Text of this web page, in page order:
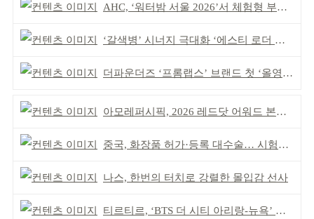
AHC, ‘워터밤 서울 2026’서 체험형 부스 운영
‘갈색병’ 시너지 극대화 ‘에스티 로더 스킨부스터’ 출시
더파운더즈 ‘프롬랩스’ 브랜드 첫 ‘올영픽’ 선정
아모레퍼시픽, 2026 레드닷 어워드 본상 2개 수상
중국, 화장품 허가·등록 대수술… 시험자료 공용 허용
나스, 한번의 터치로 강렬한 몰입감 선사
티르티르, ‘BTS 더 시티 아리랑-뉴욕’ 참여